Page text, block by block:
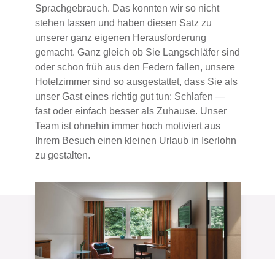
Sprachgebrauch. Das konnten wir so nicht
stehen lassen und haben diesen Satz zu
unserer ganz eigenen Herausforderung
gemacht. Ganz gleich ob Sie Langschläfer sind
oder schon früh aus den Federn fallen, unsere
Hotelzimmer sind so ausgestattet, dass Sie als
unser Gast eines richtig gut tun: Schlafen —
fast oder einfach besser als Zuhause. Unser
Team ist ohnehin immer hoch motiviert aus
Ihrem Besuch einen kleinen Urlaub in Iserlohn
zu gestalten.